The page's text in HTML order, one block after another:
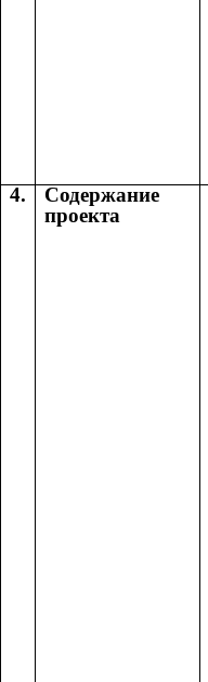
4.
Содержание
проекта